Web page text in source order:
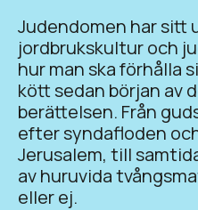
Judendomen har sitt
jordbrukskultur och
hur man ska förhålla
kött sedan början av
berättelsen. Från
efter syndafloden
Jerusalem, till
av huruvida
eller ej.